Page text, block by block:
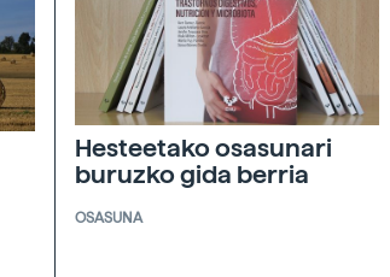
Hesteetako osasunari
buruzko gida berria
OSASUNA